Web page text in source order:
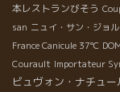
本レストランびそう
san ニュイ・サン・ジョ
France Canicule 37℃
Courault Importateur
ビュヴォン・ナチュー